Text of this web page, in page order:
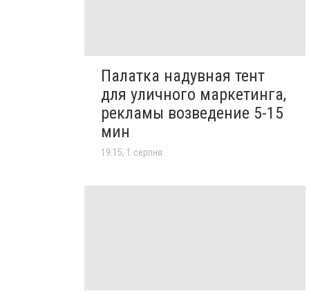
Палатка надувная тент
для уличного маркетинга,
рекламы возведение 5-15
мин
19:15, 1 серпня